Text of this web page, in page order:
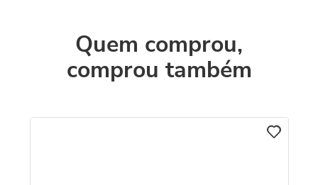
Quem comprou,
comprou também